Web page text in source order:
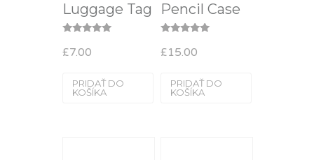
Luggage Tag
5.00
£7.00
PRIDAŤ DO
KOŠÍKA
Pencil Case
5.00
£15.00
PRIDAŤ DO
KOŠÍKA